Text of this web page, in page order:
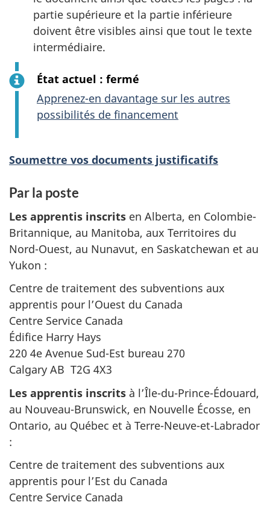
partie supérieure et la partie inférieure
doivent être visibles ainsi que tout le texte
intermédiaire.
État actuel : fermé
Apprenez-en davantage sur les autres
possibilités de financement
Soumettre vos documents justificatifs
Par la poste
Les apprentis inscrits en Alberta, en Colombie-
Britannique, au Manitoba, aux Territoires du
Nord-Ouest, au Nunavut, en Saskatchewan et au
Yukon :
Centre de traitement des subventions aux
apprentis pour l’Ouest du Canada
Centre Service Canada
Édifice Harry Hays
220 4e Avenue Sud-Est bureau 270
Calgary AB T2G 4X3
Les apprentis inscrits à l’Île-du-Prince-Édouard,
au Nouveau-Brunswick, en Nouvelle Écosse, en
Ontario, au Québec et à Terre-Neuve-et-Labrador
:
Centre de traitement des subventions aux
apprentis pour l’Est du Canada
Centre Service Canada